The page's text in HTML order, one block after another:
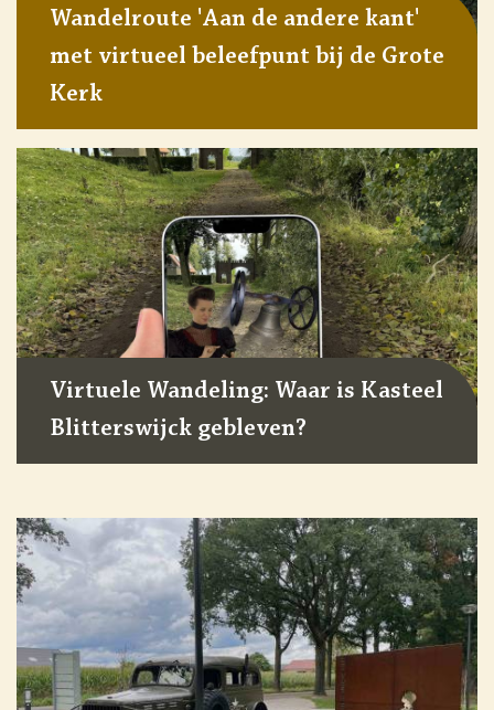
Wandelroute 'Aan de andere kant'
met virtueel beleefpunt bij de Grote
Kerk
Virtuele Wandeling: Waar is Kasteel
Blitterswijck gebleven?